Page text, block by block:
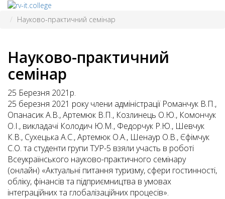
Науково-практичний семінар
Науково-практичний
семінар
25 Березня 2021р.
25 березня 2021 року члени адміністрації Романчук В.П.,
Опанасик А.В., Артемюк В.П., Козлинець О.Ю., Комончук
О.І., викладачі Колодич Ю.М., Федорчук Р.Ю., Шевчук
К.В., Сухецька А.С., Артемюк О.А., Шенаур О.В., Єфімчук
С.О. та студенти групи ТУР-5 взяли участь в роботі
Всеукраїнського науково-практичного семінару
(онлайн) «Актуальні питання туризму, сфери гостинності,
обліку, фінансів та підприємництва в умовах
інтеграційних та глобалізаційних процесів».